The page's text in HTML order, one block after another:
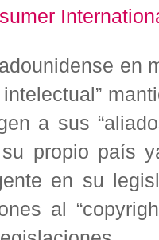
en
intelectual”
a sus
propio país
en su
al